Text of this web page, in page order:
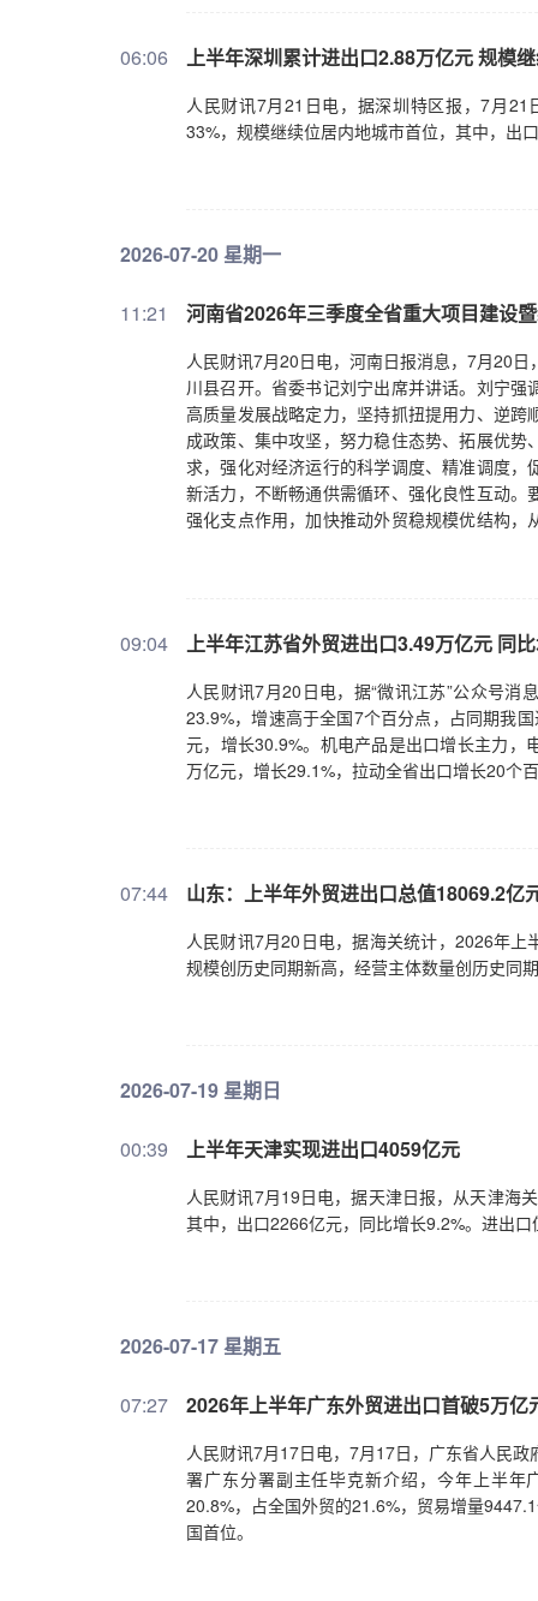
06:06 上半年深圳累计进出口2.88万亿元 规模
人民财讯7月21日电，据深圳特区报，7月
33%，规模继续位居内地城市首位，其中，出
2026-07-20 星期一
11:21 河南省2026年三季度全省重大项目建设
人民财讯7月20日电，河南日报消息，7月20
川县召开。省委书记刘宁出席并讲话。刘宁
高质量发展战略定力，坚持抓扭提用力、逆
成政策、集中攻坚，努力稳住态势、拓展优
求，强化对经济运行的科学调度、精准调度
新活力，不断畅通供需循环、强化良性互动
强化支点作用，加快推动外贸稳规模优结构
化社会治安整体防控，加强食品安全全链条监
09:04 上半年江苏省外贸进出口3.49万亿元 同
人民财讯7月20日电，据“微讯江苏”公众号
23.9%，增速高于全国7个百分点，占同期我
元，增长30.9%。机电产品是出口增长主力
万亿元，增长29.1%，拉动全省出口增长20个
07:44 山东：上半年外贸进出口总值18069.2亿
人民财讯7月20日电，据海关统计，2026年
规模创历史同期新高，经营主体数量创历史同
2026-07-19 星期日
00:39 上半年天津实现进出口4059亿元
人民财讯7月19日电，据天津日报，从天津海
其中，出口2266亿元，同比增长9.2%。进出
2026-07-17 星期五
07:27 2026年上半年广东外贸进出口首破5万亿
人民财讯7月17日电，7月17日，广东省人民
署广东分署副主任毕克新介绍，今年上半
20.8%，占全国外贸的21.6%，贸易增量
国首位。